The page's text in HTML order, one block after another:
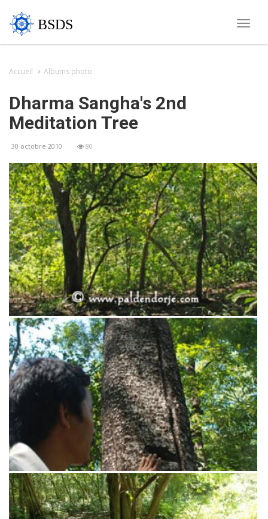
Toggle
BSDS
Accueil Albums photo
Dharma Sangha's 2nd
Meditation Tree
30 octobre 2010 80